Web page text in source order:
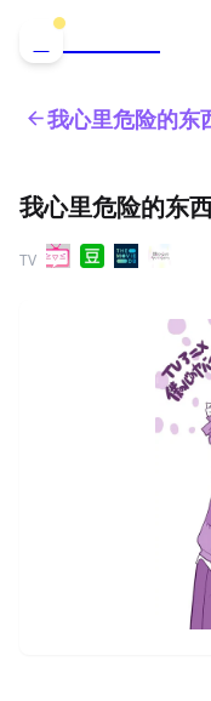
我心里危险的东
我心里危险的东
TV